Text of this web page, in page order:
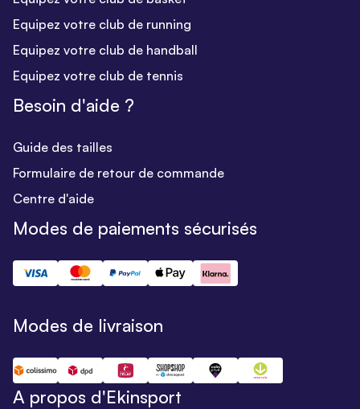
Equipez votre club de running
Equipez votre club de handball
Equipez votre club de tennis
Besoin d'aide ?
Guide des tailles
Formulaire de retour de commande
Centre d'aide
Modes de paiements sécurisés
Modes de livraison
A propos d'Ekinsport